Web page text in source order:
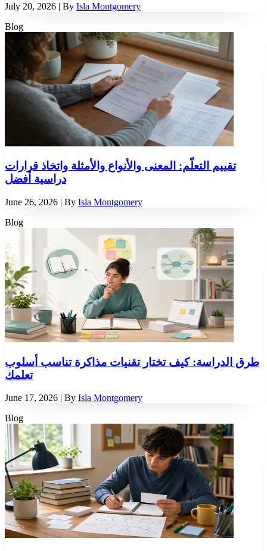
July 20, 2026 | By Isla Montgomery
Blog
تقييم التعلّم: المعنى والأنواع والأمثلة واتخاذ قرارات
دراسية أفضل
June 26, 2026 | By Isla Montgomery
Blog
طرق الدراسة: كيف تختار تقنيات مذاكرة تناسب أسلوب
تعلمك
June 17, 2026 | By Isla Montgomery
Blog